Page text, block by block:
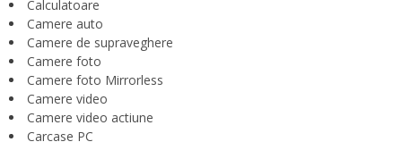
Calculatoare
Camere auto
Camere de supraveghere
Camere foto
Camere foto Mirrorless
Camere video
Camere video actiune
Carcase PC